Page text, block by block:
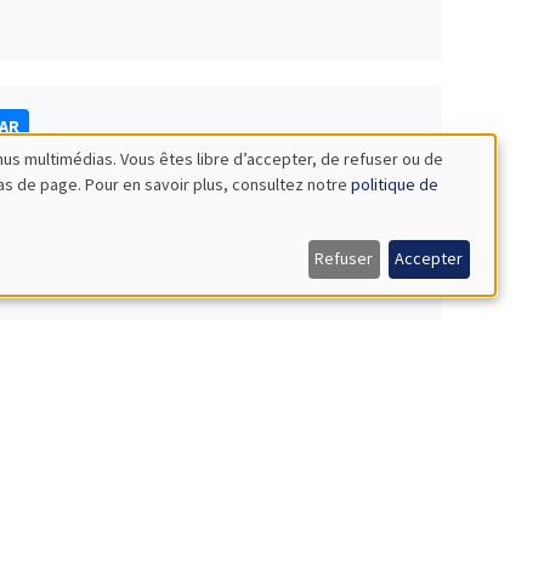
multimédias. Vous êtes libre d’accepter, de refuser ou de
de page. Pour en savoir plus, consultez notre politique de
Refuser Accepter